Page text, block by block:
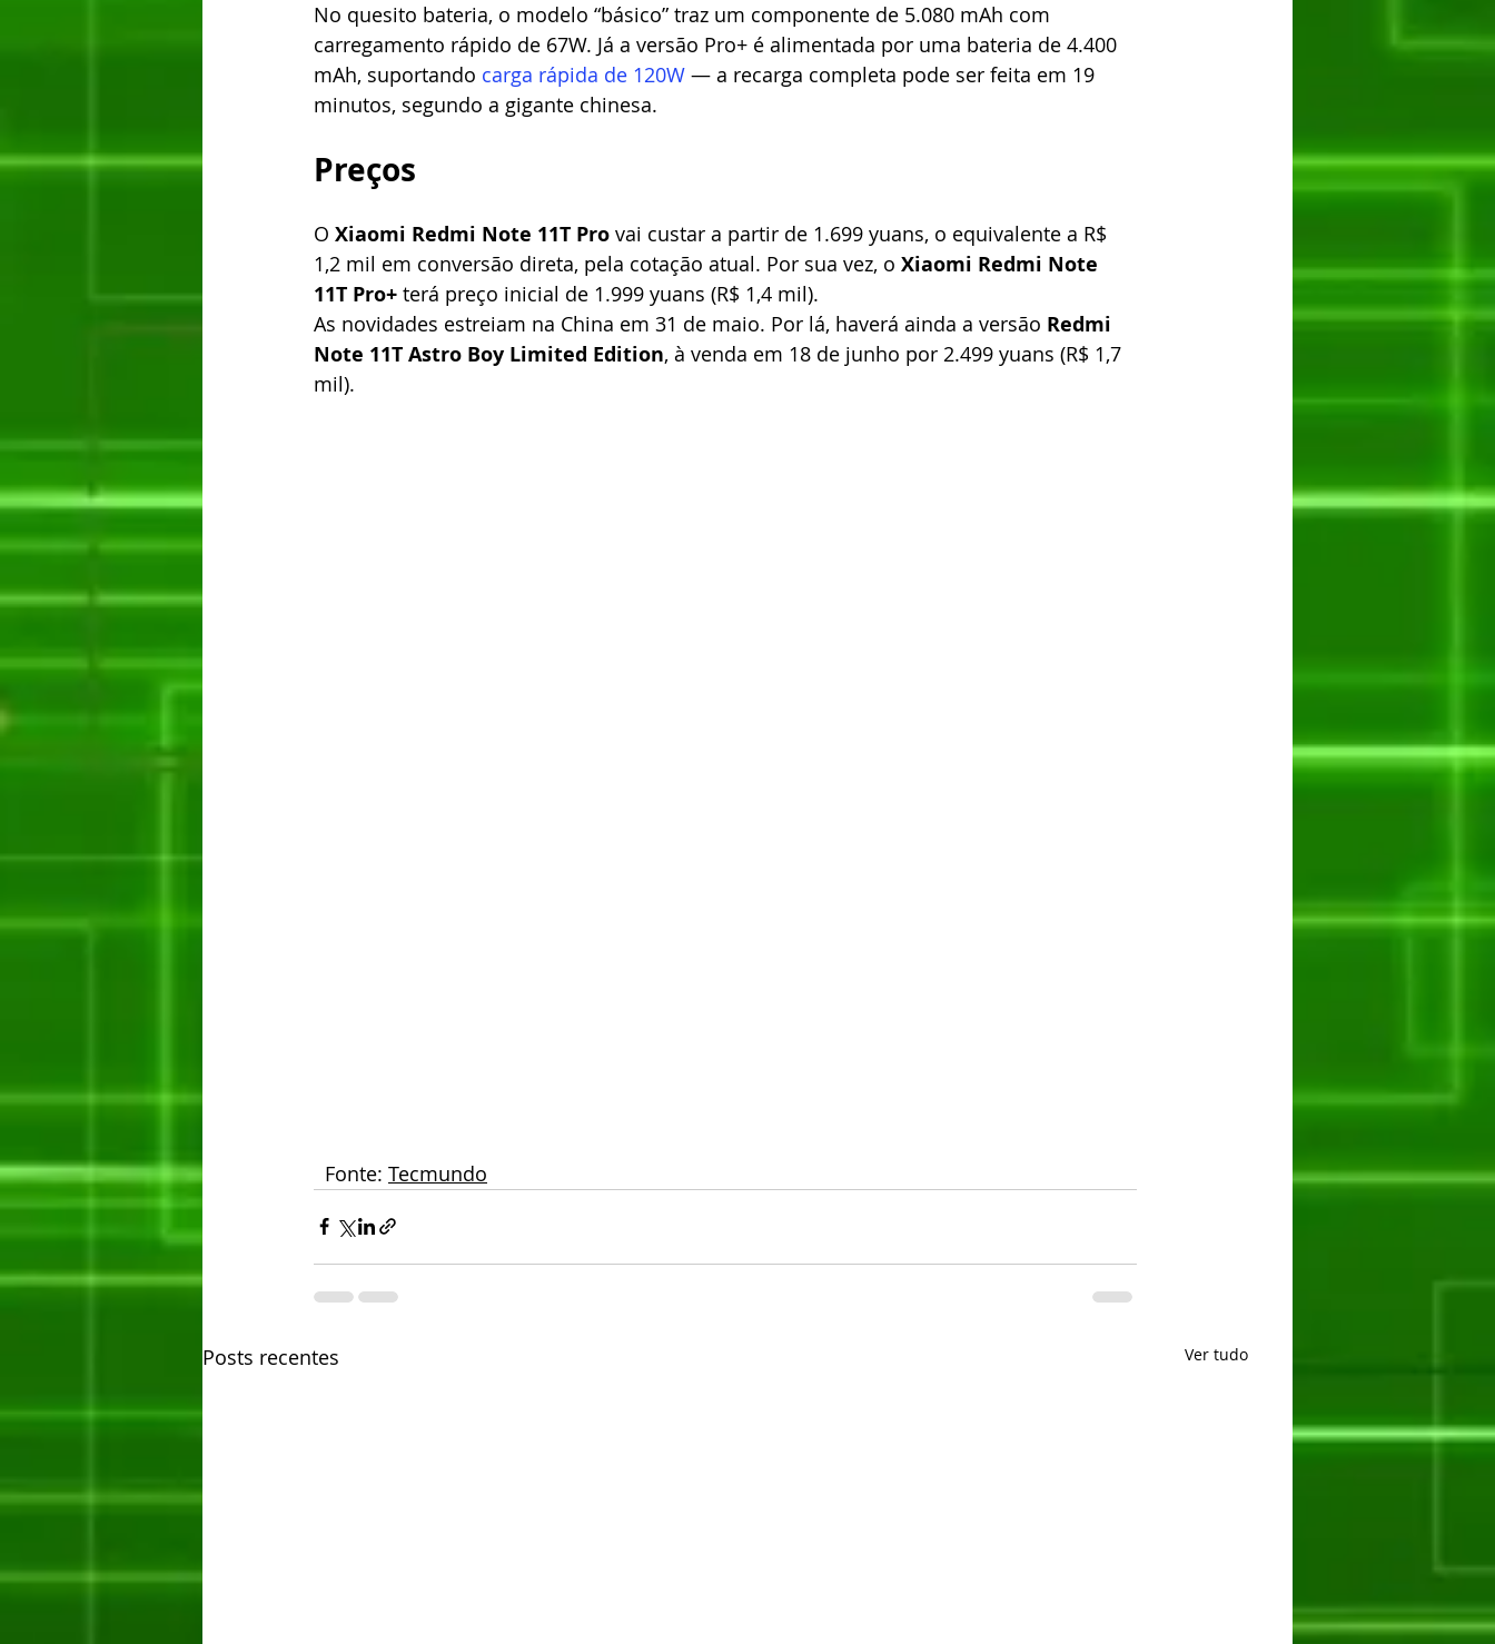
No quesito bateria, o modelo “básico” traz um componente de 5.080 mAh com
carregamento rápido de 67W. Já a versão Pro+ é alimentada por uma bateria de 4.400
mAh, suportando carga rápida de 120W — a recarga completa pode ser feita em 19
minutos, segundo a gigante chinesa.
Preços
O Xiaomi Redmi Note 11T Pro vai custar a partir de 1.699 yuans, o equivalente a R$
1,2 mil em conversão direta, pela cotação atual. Por sua vez, o Xiaomi Redmi Note
11T Pro+ terá preço inicial de 1.999 yuans (R$ 1,4 mil).
As novidades estreiam na China em 31 de maio. Por lá, haverá ainda a versão Redmi
Note 11T Astro Boy Limited Edition, à venda em 18 de junho por 2.499 yuans (R$ 1,7
mil).
  Fonte:
Tecmundo
Posts recentes Ver tudo